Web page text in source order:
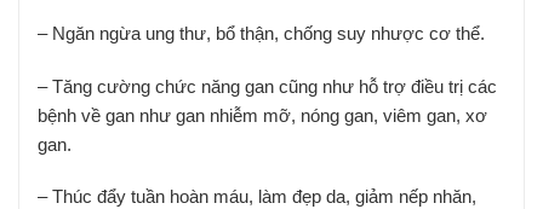
– Ngăn ngừa ung thư, bổ thận, chống suy nhược cơ thể.
– Tăng cường chức năng gan cũng như hỗ trợ điều trị các
bệnh về gan như gan nhiễm mỡ, nóng gan, viêm gan, xơ
gan.
– Thúc đẩy tuần hoàn máu, làm đẹp da, giảm nếp nhăn,